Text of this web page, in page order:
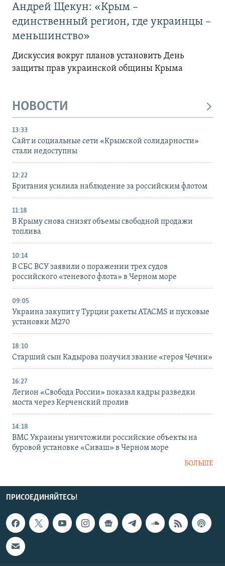
Андрей Щекун: «Крым –
единственный регион, где украинцы –
меньшинство»
Дискуссия вокруг планов установить День
защиты прав украинской общины Крыма
НОВОСТИ
13:33
Сайт и социальные сети «Крымской солидарности»
стали недоступны
12:22
Британия усилила наблюдение за российским флотом
11:18
В Крыму снова снизят объемы свободной продажи
топлива
10:14
В СБС ВСУ заявили о поражении трех судов
российского «теневого флота» в Черном море
09:05
Украина закупит у Турции ракеты ATACMS и пусковые
установки M270
18:10
Старший сын Кадырова получил звание «героя Чечни»
16:27
Легион «Свобода России» показал кадры разведки
моста через Керченский пролив
14:18
ВМС Украины уничтожили российские объекты на
буровой установке «Сиваш» в Черном море
БОЛЬШЕ
ПРИСОЕДИНЯЙТЕСЬ!